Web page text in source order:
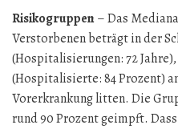
Risikogruppen– Das
Verstorbenen beträgt in der
(Hospitalisierungen: 72
(Hospitalisierte: 84 Prozent)
Vorerkrankung litten. Die
rund 90 Prozent geimpft.